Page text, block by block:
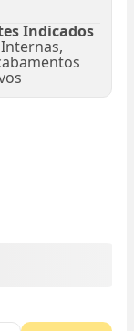
Indicados